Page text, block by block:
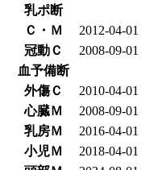
乳ポ断
Ｃ・Ｍ
2012-04-01
冠動Ｃ
2008-09-01
血予備断
外傷Ｃ
2010-04-01
心臓Ｍ
2008-09-01
乳房Ｍ
2016-04-01
小児Ｍ
2018-04-01